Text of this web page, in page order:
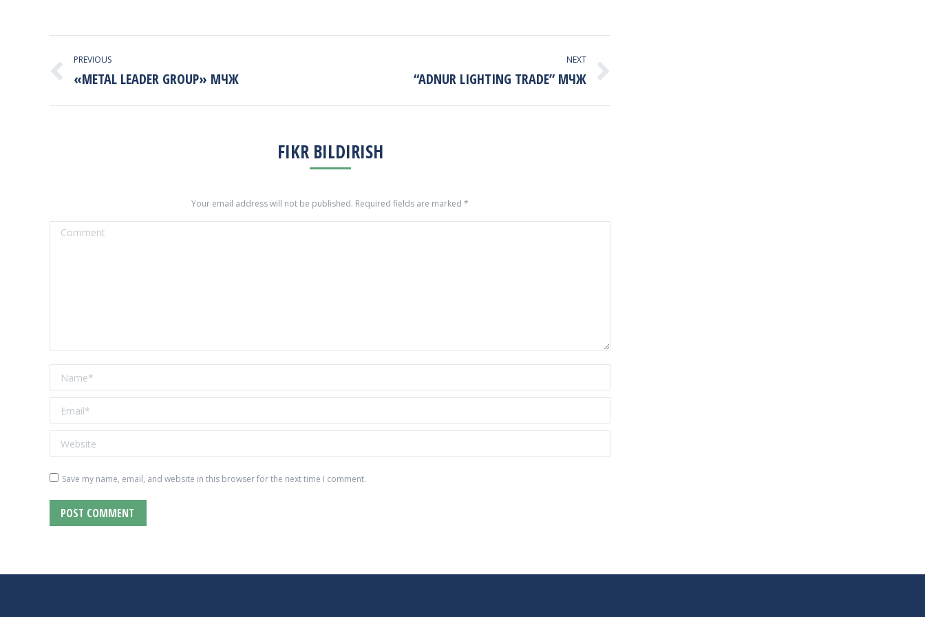
PROJECT
NAVIGATION
PREVIOUS
Previous
«METAL LEADER GROUP» МЧЖ
NEXT
“ADNUR LIGHTING TRADE” МЧЖ
FIKR BILDIRISH
Your email address will not be published. Required fields are marked *
Comment
Name *
Email *
Website
Save my name, email, and website in this browser for the next time I comment.
POST COMMENT